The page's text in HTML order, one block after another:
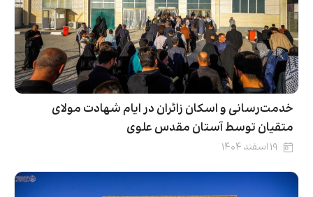
خدمت‌رسانی و اسکان زائران در ایام شهادت مولای
متقیان توسط آستان مقدس علوی
۱۹ اسفند ۱۴۰۴